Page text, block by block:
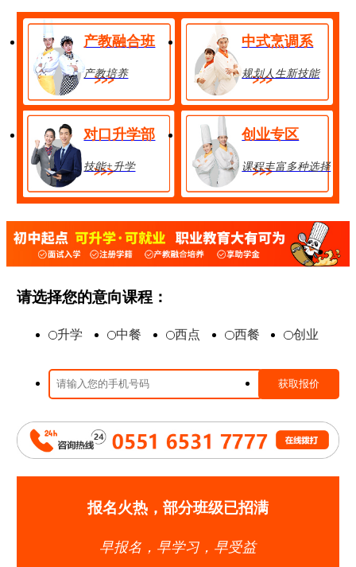
产教融合班
产教培养
中式烹调系
规划人生新技能
对口升学部
技能+升学
创业专区
课程丰富多种选择
请选择您的意向课程：
升学 中餐 西点 西餐 创业
报名火热，部分班级已招满
早报名，早学习，早受益
金典总厨班 28人
时尚西点班23人 享助学金 技能+升学 在线报名
大厨精英班32人 享助学金技能+升学
高端私厨班22人享助学金技能+就业 在线报名
32人享助学金 技能+升学 在线报名